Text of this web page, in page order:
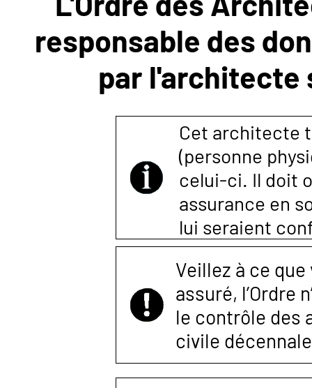
NOUS
CONTACTER
responsable des
par l'architecte
Cet architecte
(personne
celui-ci. Il doit
assurance en
lui seraient
Veillez à ce
assuré, l’Ordre
le contrôle des
civile